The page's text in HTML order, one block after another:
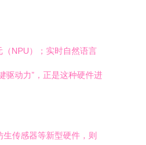
NPU）；实时自然语言
驱动力”，正是这种硬件进
传感器等新型硬件，则